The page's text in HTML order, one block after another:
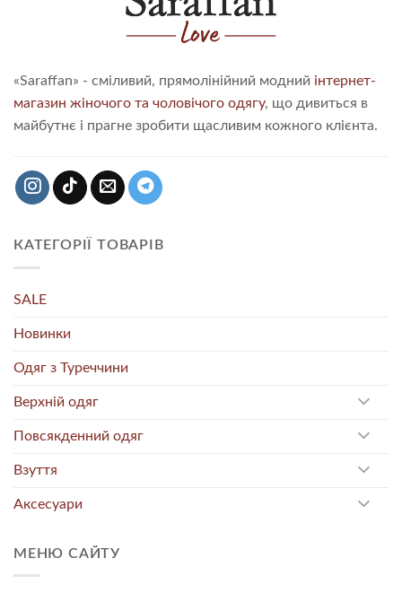
«Saraffan» - сміливий, прямолінійний модний інтернет-
магазин жіночого та чоловічого одягу, що дивиться в
майбутнє і прагне зробити щасливим кожного клієнта.
КАТЕГОРІЇ ТОВАРІВ
SALE
Новинки
Одяг з Туреччини
Верхній одяг
Повсякденний одяг
Взуття
Аксесуари
МЕНЮ САЙТУ